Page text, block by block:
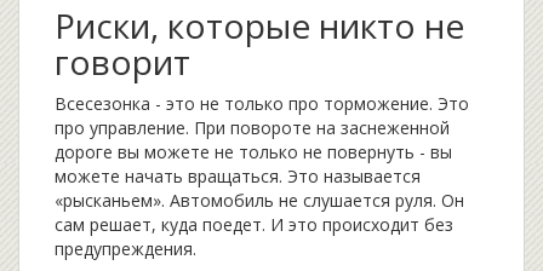
Риски, которые никто не
говорит
Всесезонка - это не только про торможение. Это
про управление. При повороте на заснеженной
дороге вы можете не только не повернуть - вы
можете начать вращаться. Это называется
«рысканьем». Автомобиль не слушается руля. Он
сам решает, куда поедет. И это происходит без
предупреждения.